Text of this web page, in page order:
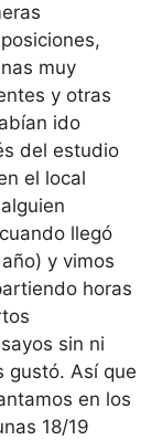
muy
y otras
ido
del estudio
el local
llegó
y vimos
horas
sin ni
gustó. Así que
en los
18/19